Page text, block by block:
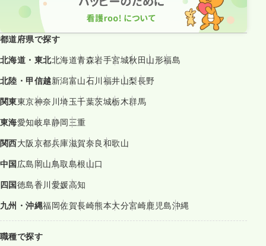
都道府県で探す
北海道・東北北海道青森岩手宮城秋田山形福島
北陸・甲信越新潟富山石川福井山梨長野
関東東京神奈川埼玉千葉茨城栃木群馬
東海愛知岐阜静岡三重
関西大阪京都兵庫滋賀奈良和歌山
中国広島岡山鳥取島根山口
四国徳島香川愛媛高知
九州・沖縄福岡佐賀長崎熊本大分宮崎鹿児島沖縄
職種で探す